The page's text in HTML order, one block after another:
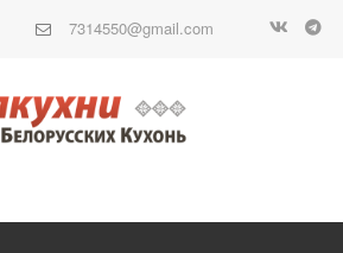
7314550@gmail.com